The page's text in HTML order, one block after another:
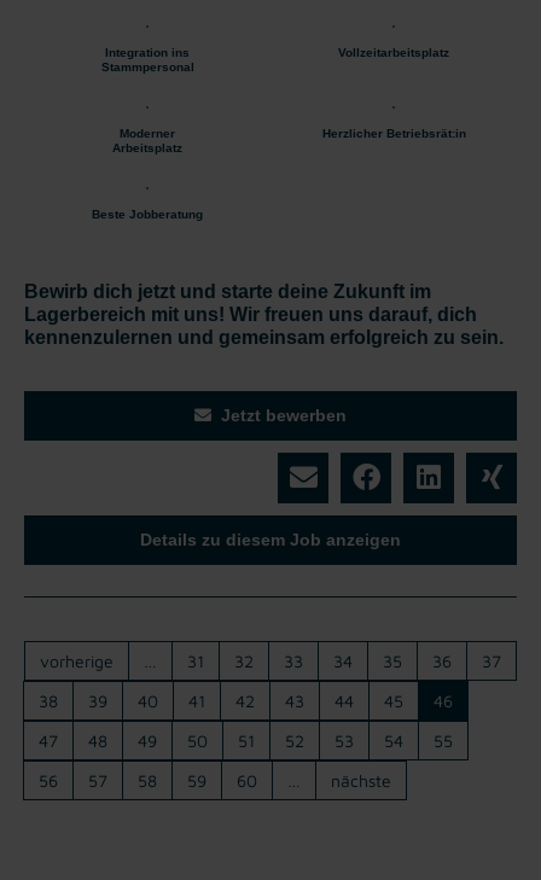
Integration ins
Stammpersonal
Vollzeitarbeitsplatz
Moderner
Arbeitsplatz
Herzlicher Betriebsrät:in
Beste Jobberatung
Bewirb dich jetzt und starte deine Zukunft im
Lagerbereich mit uns! Wir freuen uns darauf, dich
kennenzulernen und gemeinsam erfolgreich zu sein.
Jetzt bewerben
Details zu diesem Job anzeigen
vorherige 31 32 33 34 35 36
37
38
39 40 41 42 43 44 45
46
47
48 49 50 51 52 53 54
55
56
57 58 59 60 nächste